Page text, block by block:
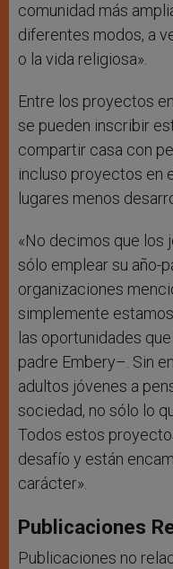
comunidad más
diferentes modos, a
o la vida religiosa».
Entre los proyectos
se pueden inscribir
compartir casa con
incluso proyectos en
lugares menos
«No decimos que los
sólo emplear su año-
organizaciones
simplemente
las oportunidades
padre Embery–. Sin
adultos jóvenes a
sociedad, no sólo lo
Todos estos
desafío y están
carácter».
Publicaciones
Publicaciones no